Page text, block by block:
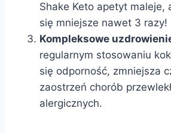
Shake Keto apetyt maleje,
się mniejsze nawet 3 razy!
Kompleksowe
regularnym stosowaniu
się odporność, zmniejsza
zaostrzeń chorób
alergicznych.